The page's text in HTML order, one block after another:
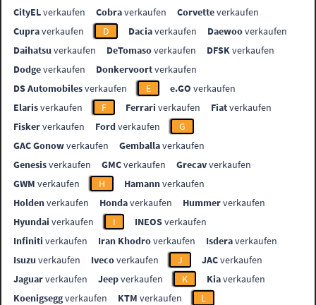
CityELverkaufen Cobraverkaufen Corvetteverkaufen
Cupraverkaufen D Daciaverkaufen Daewooverkaufen
Daihatsu verkaufen DeTomasoverkaufen DFSKverkaufen
Dodgeverkaufen Donkervoortverkaufen
DS Automobilesverkaufen E e.GO verkaufen
Elarisverkaufen F Ferrari verkaufen Fiatverkaufen
Fiskerverkaufen Fordverkaufen
G
GAC Gonowverkaufen Gemballaverkaufen
Genesisverkaufen GMCverkaufen Grecavverkaufen
GWM verkaufen H Hamannverkaufen
Holdenverkaufen Hondaverkaufen Hummerverkaufen
Hyundai verkaufen I INEOSverkaufen
Infiniti verkaufen Iran Khodroverkaufen Isderaverkaufen
Isuzu verkaufen Ivecoverkaufen J JACverkaufen
Jaguarverkaufen Jeepverkaufen K Kiaverkaufen
Koenigseggverkaufen KTM verkaufen
L